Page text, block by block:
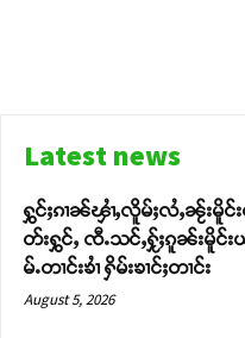
Latest news
ႁွင်ႈၵၢၼ်ၾၢႆႇလိူမ်ႈလႆႇၼႂ်းမိူင်
တ်းႁွင်ႇ ၸီႉသင်ႇႁႂ်ႈၵူၼ်းမိူင်း
မ်ႉတၢင်းၶၢႆ ႁိမ်းၶၢင်ႈတၢင်း
August 5, 2026